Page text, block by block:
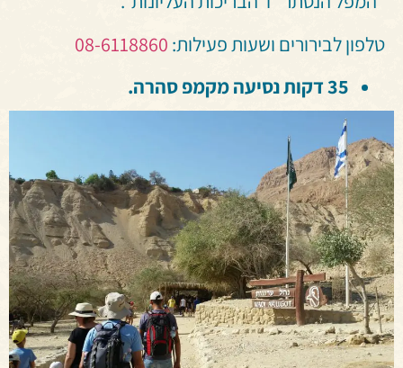
טלפון לבירורים ושעות פעילות: 08-6118860
35 דקות נסיעה מקמפ סהרה.